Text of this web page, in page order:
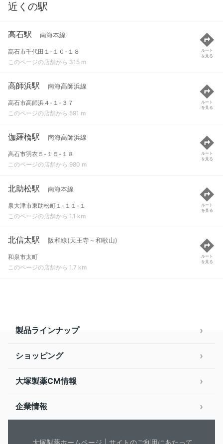
近くの駅
高石駅 南海本線
高石市千代田１-１０-１８
このページの店舗から 315 m
ルート
を見る
高師浜駅 南海高師浜線
高石市高師浜４-１-３７
このページの店舗から 591 m
ルート
を見る
伽羅橋駅 南海高師浜線
高石市羽衣５-１５-１８
このページの店舗から 980 m
ルート
を見る
北助松駅 南海本線
泉大津市東助松町１-１１-１
このページの店舗から 1.1 km
ルート
を見る
北信太駅 阪和線(天王寺～和歌山)
和泉市太町
このページの店舗から 1.7 km
ルート
を見る
製品ラインナップ
ショッピング
大塚製薬CM情報
企業情報